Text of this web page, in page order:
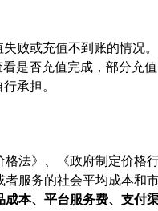
败或充值不到账的情况。
是否充值完成，部分充值
承担。
法》、《政府制定价格
服务的社会平均成本和
本、平台服务费、支付